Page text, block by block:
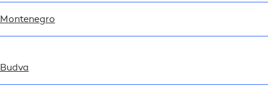
Montenegro
Budva